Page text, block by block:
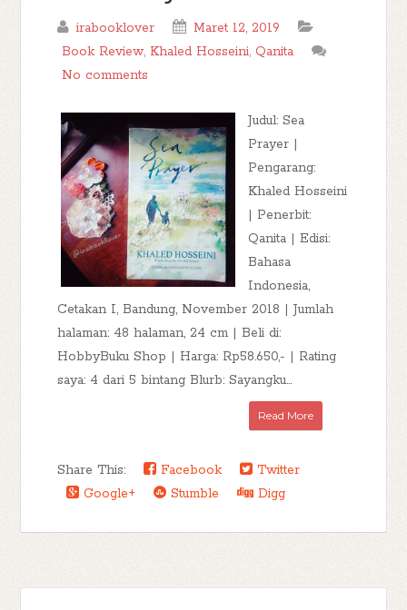
irabooklover
Maret 12, 2019
Book Review, Khaled Hosseini, Qanita
No comments
Judul: Sea
Prayer |
Pengarang:
Khaled Hosseini
| Penerbit:
Qanita | Edisi:
Bahasa
Indonesia,
Cetakan I, Bandung, November 2018 | Jumlah
halaman: 48 halaman, 24 cm | Beli di:
HobbyBuku Shop | Harga: Rp58.650,- | Rating
saya: 4 dari 5 bintang Blurb: Sayangku...
Read More
Share This: Facebook
Twitter
Google+
Stumble Digg